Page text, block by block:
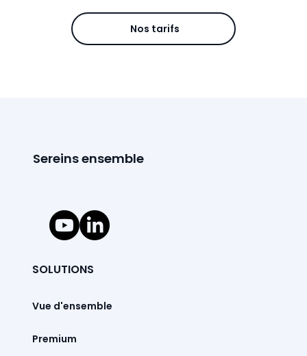
Nos tarifs
Sereins ensemble
SOLUTIONS
Vue d'ensemble
Premium